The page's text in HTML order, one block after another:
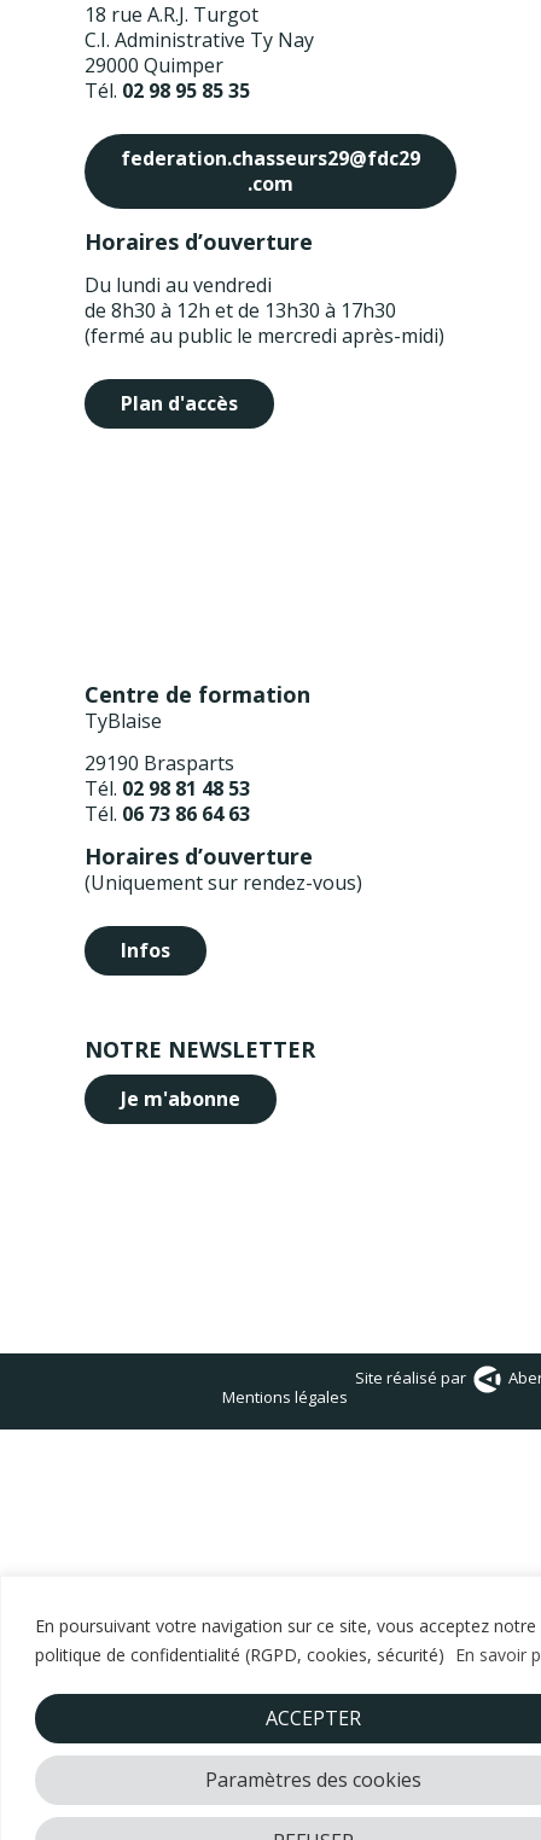
En poursuivant votre navigation sur ce site, vous acceptez notre
politique de confidentialité (RGPD, cookies, sécurité) En savoir
Paramètres des cookies
ACCEPTER
18 rue A.R.J. Turgot
C.I. Administrative Ty Nay
29000 Quimper
Tél. 02 98 95 85 35
federation.chasseurs29@fdc29
.com
Horaires d’ouverture
Du lundi au vendredi
de 8h30 à 12h et de 13h30 à 17h30
(fermé au public le mercredi après-midi)
Plan d'accès
Centre de formation
TyBlaise
29190 Brasparts
Tél. 02 98 81 48 53
Tél. 06 73 86 64 63
Horaires d’ouverture
(Uniquement sur rendez-vous)
Infos
NOTRE NEWSLETTER
Je m'abonne
Mentions légales
Site réalisé par